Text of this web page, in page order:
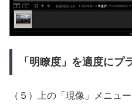
「明瞭度」を適度にプ
（５）上の「現像」メニュ